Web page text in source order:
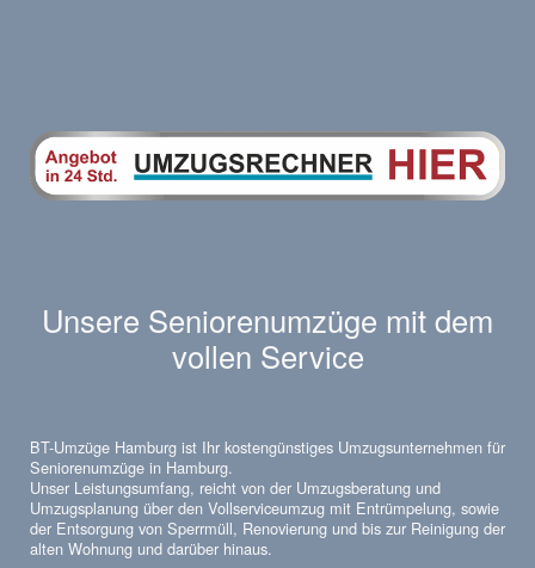
Unsere Seniorenumzüge mit dem
vollen Service
BT-Umzüge Hamburg ist Ihr kostengünstiges Umzugsunternehmen für
Seniorenumzüge in Hamburg.
Unser Leistungsumfang, reicht von der Umzugsberatung und
Umzugsplanung über den Vollserviceumzug mit Entrümpelung, sowie
der Entsorgung von Sperrmüll, Renovierung und bis zur Reinigung der
alten Wohnung und darüber hinaus.